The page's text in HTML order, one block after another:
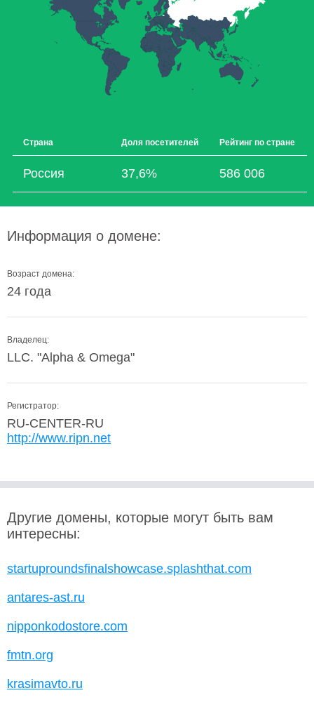
Страна Доля посетителей Рейтинг по стране
Россия 37,6% 586 006
Информация о домене:
Возраст домена:
24 года
Владелец:
LLC. "Alpha & Omega"
Регистратор:
RU-CENTER-RU
http://www.ripn.net
Другие домены, которые могут быть вам
интересны:
startuproundsfinalshowcase.splashthat.com
antares-ast.ru
nipponkodostore.com
fmtn.org
krasimavto.ru